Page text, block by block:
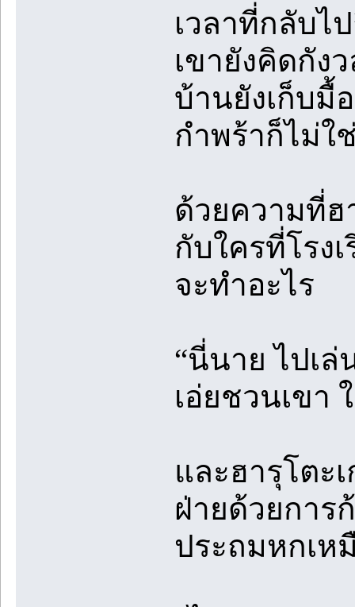
เวลาที่กลับไ
เขายังคิดกัง
บ้านยังเก็บมื้
กำพร้าก็ไม่ใ
ด้วยความที่ฮ
กับใครที่โรง
จะทำอะไร
“นี่นาย ไปเล่
เอ่ยชวนเขา
และฮารุโตะ
ฝ่ายด้วยการ
ประถมหกเห